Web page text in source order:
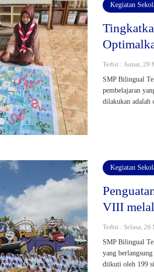
Kegiatan
Terbit : Jumat, 29
SMP Bilingual
pembelajaran
dilakukan adalah
Kegiatan
VIII
Terbit : Selasa, 26
SMP Bilingual
yang
diikuti oleh 199